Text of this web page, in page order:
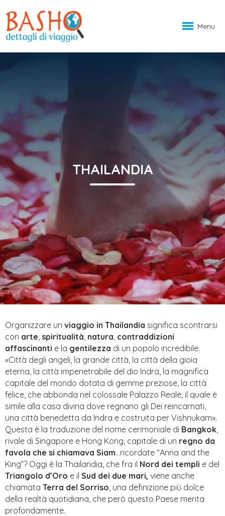
Menu
THAILANDIA
Organizzare un viaggio in Thailandia significa scontrarsi
con arte, spiritualità, natura, contraddizioni
affascinanti e la gentilezza di un popolo incredibile.
«Città degli angeli, la grande città, la città della gioia
eterna, la città impenetrabile del dio Indra, la magnifica
capitale del mondo dotata di gemme preziose, la città
felice, che abbonda nel colossale Palazzo Reale, il quale è
simile alla casa divina dove regnano gli Dei reincarnati,
una città benedetta da Indra e costruita per Vishnukam».
Questa è la traduzione del nome cerimoniale di Bangkok,
rivale di Singapore e Hong Kong, capitale di un regno da
favola che si chiamava Siam…ricordate “Anna and the
King”? Oggi è la Thailandia, che fra il Nord dei templi e del
Triangolo d’Oro e il Sud dei due mari, viene anche
chiamata Terra del Sorriso, una definizione più dolce
della realtà quotidiana, che però questo Paese merita
profondamente.